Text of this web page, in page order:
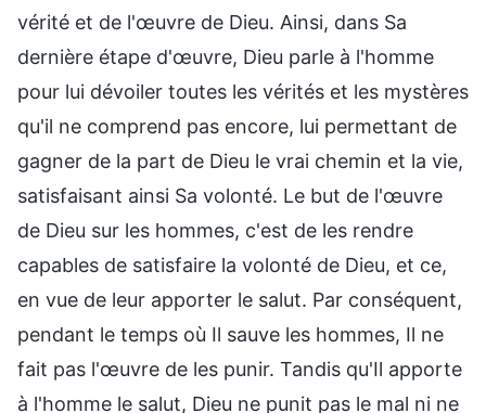
vérité et de l'œuvre de Dieu. Ainsi, dans Sa
dernière étape d'œuvre, Dieu parle à l'homme
pour lui dévoiler toutes les vérités et les mystères
qu'il ne comprend pas encore, lui permettant de
gagner de la part de Dieu le vrai chemin et la vie,
satisfaisant ainsi Sa volonté. Le but de l'œuvre
de Dieu sur les hommes, c'est de les rendre
capables de satisfaire la volonté de Dieu, et ce,
en vue de leur apporter le salut. Par conséquent,
pendant le temps où Il sauve les hommes, Il ne
fait pas l'œuvre de les punir. Tandis qu'Il apporte
à l'homme le salut, Dieu ne punit pas le mal ni ne